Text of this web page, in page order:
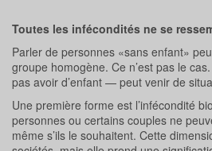
Toutes les infécondités ne se
Parler de personnes «sans enfant»
groupe homogène. Ce n’est pas le
pas avoir d’enfant — peut venir de
Une première forme est l’infécondité
personnes ou certains couples ne
même s’ils le souhaitent. Cette